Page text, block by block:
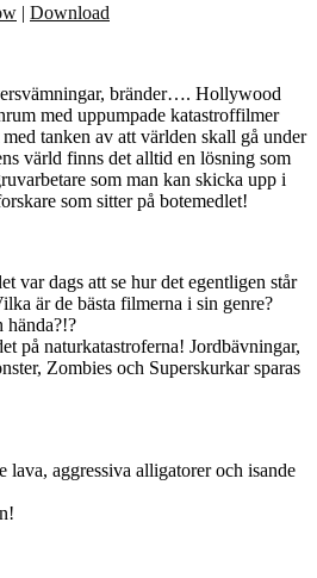
| Download
bränder…. Hollywood
med uppumpade katastroffilmer
tanken av att världen skall gå under
värld finns det alltid en lösning som
som man kan skicka upp i
som sitter på botemedlet!
var dags att se hur det egentligen står
är de bästa filmerna i sin genre?
på naturkatastroferna! Jordbävningar,
Zombies och Superskurkar sparas
lava, aggressiva alligatorer och isande